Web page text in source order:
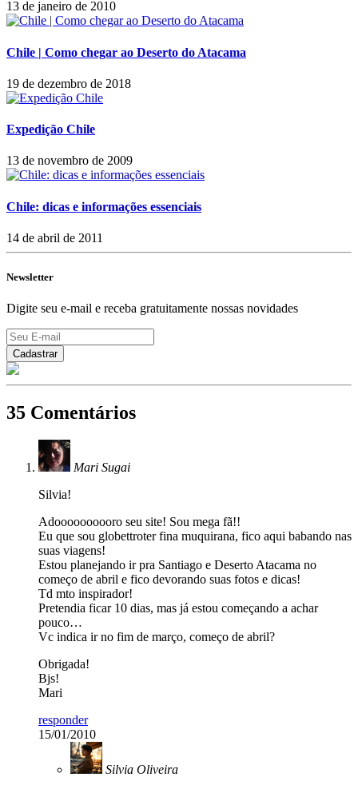
13 de janeiro de 2010
Chile | Como chegar ao Deserto do Atacama
19 de dezembro de 2018
Expedição Chile
13 de novembro de 2009
Chile: dicas e informações essenciais
14 de abril de 2011
Newsletter
Digite seu e-mail e receba gratuitamente nossas novidades
35 Comentários
Mari Sugai
Silvia!
Adoooooooooro seu site! Sou mega fã!!
Eu que sou globettroter fina muquirana, fico aqui babando nas
suas viagens!
Estou planejando ir pra Santiago e Deserto Atacama no
começo de abril e fico devorando suas fotos e dicas!
Td mto inspirador!
Pretendia ficar 10 dias, mas já estou começando a achar
pouco…
Vc indica ir no fim de março, começo de abril?
Obrigada!
Bjs!
Mari
responder
15/01/2010
Silvia Oliveira